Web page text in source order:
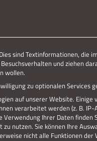
sind Textinformationen,
und ziehen
wollen.
zu optionalen
auf unserer Website.
verarbeitet werden (z. B.
Ihrer Daten finden
zu nutzen.Sie können Ihre
nicht alle Funktionen der